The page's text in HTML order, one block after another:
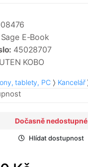
Sage E-Book
45028707
KOBO
tablety, PC Kancelář
Dočasně nedostupné
Hlídat dostupnost